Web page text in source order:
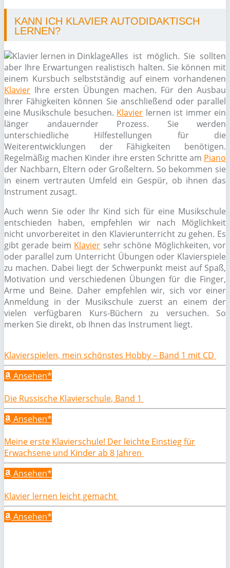
KANN ICH KLAVIER AUTODIDAKTISCH
LERNEN?
Alles ist möglich. Sie sollten
aber Ihre Erwartungen realistisch halten. Sie können mit
einem Kursbuch selbstständig auf einem vorhandenen
Klavier Ihre ersten Übungen machen. Für den Ausbau
Ihrer Fähigkeiten können Sie anschließend oder parallel
eine Musikschule besuchen. Klavier lernen ist immer ein
länger andauernder Prozess. Sie werden
unterschiedliche Hilfestellungen für die
Weiterentwicklungen der Fähigkeiten benötigen.
Regelmäßig machen Kinder ihre ersten Schritte am Piano
der Nachbarn, Eltern oder Großeltern. So bekommen sie
in einem vertrauten Umfeld ein Gespür, ob ihnen das
Instrument zusagt.
Auch wenn Sie oder Ihr Kind sich für eine Musikschule
entschieden haben, empfehlen wir nach Möglichkeit
nicht unvorbereitet in den Klavierunterricht zu gehen. Es
gibt gerade beim Klavier sehr schöne Möglichkeiten, vor
oder parallel zum Unterricht Übungen oder Klavierspiele
zu machen. Dabei liegt der Schwerpunkt meist auf Spaß,
Motivation und verschiedenen Übungen für die Finger,
Arme und Beine. Daher empfehlen wir, sich vor einer
Anmeldung in der Musikschule zuerst an einem der
vielen verfügbaren Kurs-Büchern zu versuchen. So
merken Sie direkt, ob Ihnen das Instrument liegt.
Klavierspielen, mein schönstes Hobby – Band 1 mit CD
Ansehen*
Die Russische Klavierschule, Band 1
Ansehen*
Meine erste Klavierschule! Der leichte Einstieg für
Erwachsene und Kinder ab 8 Jahren
Ansehen*
Klavier lernen leicht gemacht
Ansehen*